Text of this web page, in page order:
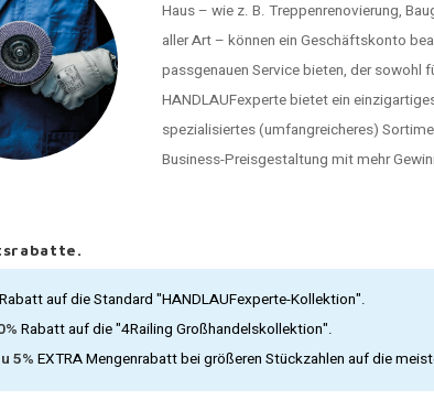
Haus – wie z. B. Treppenrenovierung,
aller Art – können ein Geschäftskonto
passgenauen Service bieten, der sowohl
HANDLAUFexperte bietet ein
spezialisiertes (umfangreicheres)
Business-Preisgestaltung mit mehr
auf die Standard "HANDLAUFexperte-Kollektion".
Rabatt auf die "4Railing Großhandelskollektion".
5% EXTRA Mengenrabatt bei größeren Stückzahlen auf die